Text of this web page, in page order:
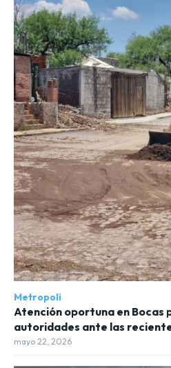
Metropoli
Atención oportuna en Bocas
autoridades ante las
mayo 22, 2026